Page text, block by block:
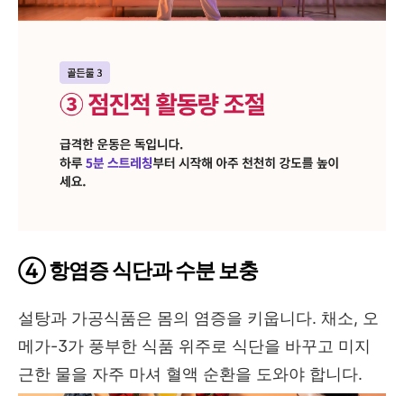
④ 항염증 식단과 수분 보충
설탕과 가공식품은 몸의 염증을 키웁니다. 채소, 오
메가-3가 풍부한 식품 위주로 식단을 바꾸고 미지
근한 물을 자주 마셔 혈액 순환을 도와야 합니다.